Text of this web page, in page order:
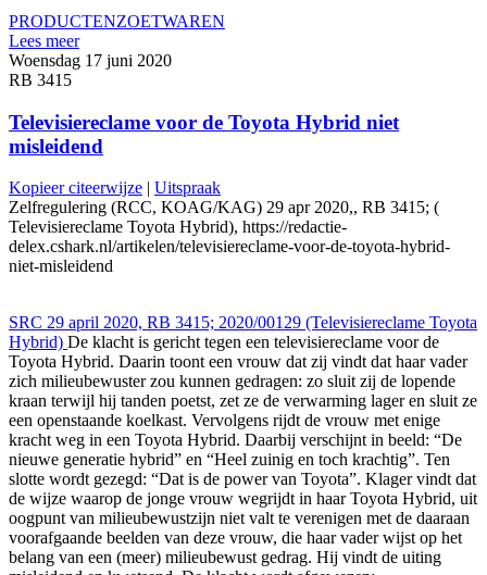
PRODUCTENZOETWAREN
Lees meer
Woensdag 17 juni 2020
RB 3415
Televisiereclame voor de Toyota Hybrid niet
misleidend
Kopieer citeerwijze | Uitspraak
Zelfregulering (RCC, KOAG/KAG) 29 apr 2020,, RB 3415; (
Televisiereclame Toyota Hybrid), https://redactie-
delex.cshark.nl/artikelen/televisiereclame-voor-de-toyota-hybrid-
niet-misleidend
SRC 29 april 2020, RB 3415; 2020/00129 (Televisiereclame Toyota
Hybrid) De klacht is gericht tegen een televisiereclame voor de
Toyota Hybrid. Daarin toont een vrouw dat zij vindt dat haar vader
zich milieubewuster zou kunnen gedragen: zo sluit zij de lopende
kraan terwijl hij tanden poetst, zet ze de verwarming lager en sluit ze
een openstaande koelkast. Vervolgens rijdt de vrouw met enige
kracht weg in een Toyota Hybrid. Daarbij verschijnt in beeld: “De
nieuwe generatie hybrid” en “Heel zuinig en toch krachtig”. Ten
slotte wordt gezegd: “Dat is de power van Toyota”. Klager vindt dat
de wijze waarop de jonge vrouw wegrijdt in haar Toyota Hybrid, uit
oogpunt van milieubewustzijn niet valt te verenigen met de daaraan
voorafgaande beelden van deze vrouw, die haar vader wijst op het
belang van een (meer) milieubewust gedrag. Hij vindt de uiting